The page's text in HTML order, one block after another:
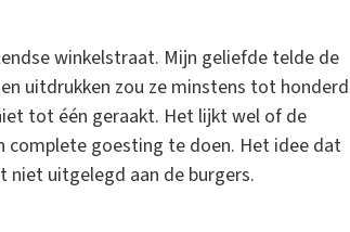
winkelstraat. Mijn geliefde telde de
uitdrukken zou ze minstens tot honderd
tot één geraakt. Het lijkt wel of de
complete goesting te doen. Het idee dat
niet uitgelegd aan de burgers.